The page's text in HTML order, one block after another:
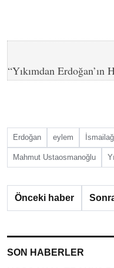
“Yıkımdan Erdoğan’ın
Erdoğan eylem
Mahmut Ustaosmanoğlu
Önceki haber
SON HABERLER